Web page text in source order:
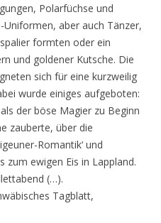
Polarfüchse und
aber auch Tänzer,
formten oder ein
und goldener Kutsche. Die
sich für eine kurzweilig
wurde einiges aufgeboten:
der böse Magier zu Beginn
zauberte, über die
Romantik‘ und
zum ewigen Eis in Lappland.
(…).
Tagblatt,